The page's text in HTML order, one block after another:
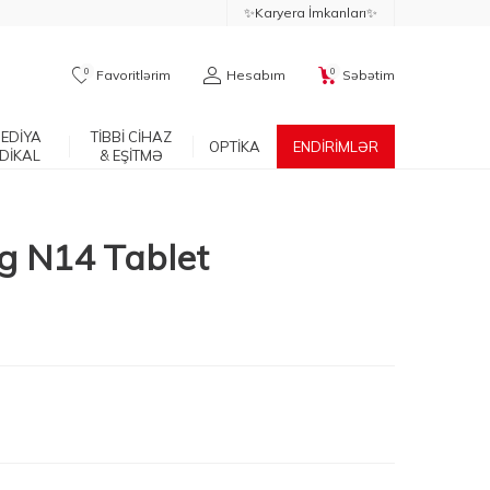
✨Karyera İmkanları✨
0 Favoritlərim Hesabım 0 Səbətim
TİBBİ CİHAZ
& EŞİTMƏ
OPTİKA ENDİRİMLƏR
N14 Tablet